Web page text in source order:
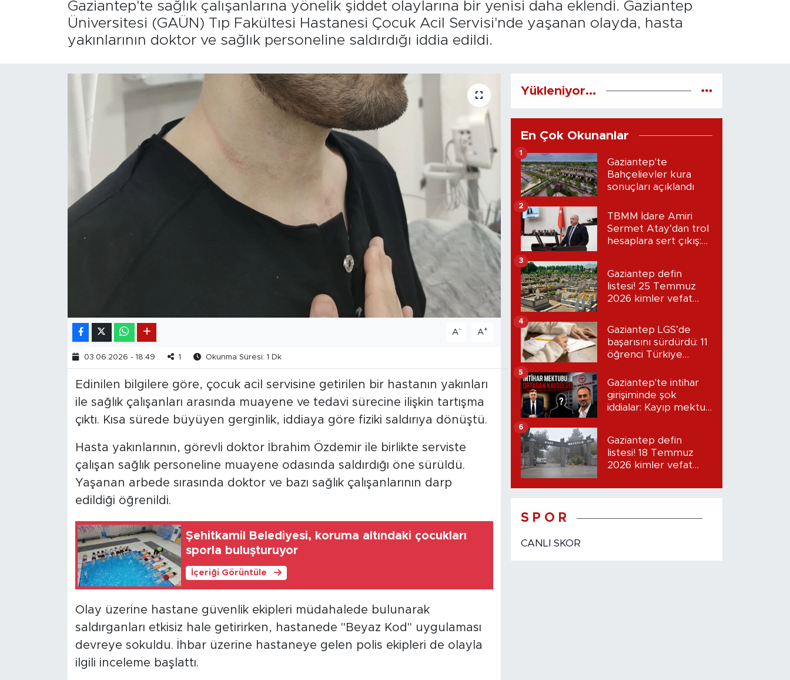
Gaziantep'te sağlık çalışanlarına yönelik şiddet olaylarına bir yenisi daha eklendi. Gaziantep
Üniversitesi (GAÜN) Tıp Fakültesi Hastanesi Çocuk Acil Servisi'nde yaşanan olayda, hasta
yakınlarının doktor ve sağlık personeline saldırdığı iddia edildi.
A- A+
03.06.2026 - 18:49 1 Okunma Süresi: 1 Dk
Edinilen bilgilere göre, çocuk acil servisine getirilen bir hastanın yakınları
ile sağlık çalışanları arasında muayene ve tedavi sürecine ilişkin tartışma
çıktı. Kısa sürede büyüyen gerginlik, iddiaya göre fiziki saldırıya dönüştü.
Hasta yakınlarının, görevli doktor İbrahim Özdemir ile birlikte serviste
çalışan sağlık personeline muayene odasında saldırdığı öne sürüldü.
Yaşanan arbede sırasında doktor ve bazı sağlık çalışanlarının darp
edildiği öğrenildi.
Şehitkamil Belediyesi, koruma altındaki çocukları
sporla buluşturuyor
İçeriği Görüntüle
Olay üzerine hastane güvenlik ekipleri müdahalede bulunarak
saldırganları etkisiz hale getirirken, hastanede "Beyaz Kod" uygulaması
devreye sokuldu. İhbar üzerine hastaneye gelen polis ekipleri de olayla
ilgili inceleme başlattı.
Yükleniyor...
En Çok Okunanlar
Gaziantep'te
Bahçelievler kura
sonuçları açıklandı
1
TBMM İdare Amiri
Sermet Atay’dan trol
hesaplara sert çıkış:
2
Gaziantep defin
listesi! 25 Temmuz
2026 kimler vefat
3
Gaziantep LGS’de
başarısını sürdürdü: 11
öğrenci Türkiye
4
Gaziantep'te intihar
girişiminde şok
iddialar: Kayıp mektup
5
Gaziantep defin
listesi! 18 Temmuz
2026 kimler vefat
6
S P O R
CANLI SKOR